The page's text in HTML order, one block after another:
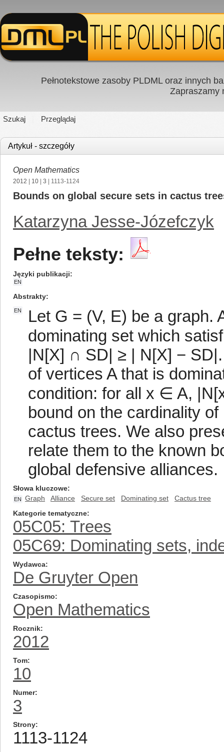
Pełnotekstowe zasoby PLDML oraz innych
Zapraszamy
Szukaj Przeglądaj
Artykuł - szczegóły
Open Mathematics
2012 10 3 | 1113-1124
Bounds on global secure sets in cactus
Katarzyna Jesse-Józefczyk
Pełne teksty:
Języki publikacji
EN
Abstrakty
EN
Let G = (V, E) be a
dominating set which
|N[X] ∩ SD| ≥ | N[X] −
of vertices A that is
condition: for all x ∈ A,
bound on the cardinality
cactus trees. We also
relate them to the known
global defensive alliances.
Słowa kluczowe
EN Graph Alliance Secure set Dominating set
Cactus tree
Kategorie tematyczne
05C05: Trees
05C69: Dominating sets,
Wydawca
De Gruyter Open
Czasopismo
Open Mathematics
Rocznik
2012
Tom
10
Numer
3
Strony
1113-1124